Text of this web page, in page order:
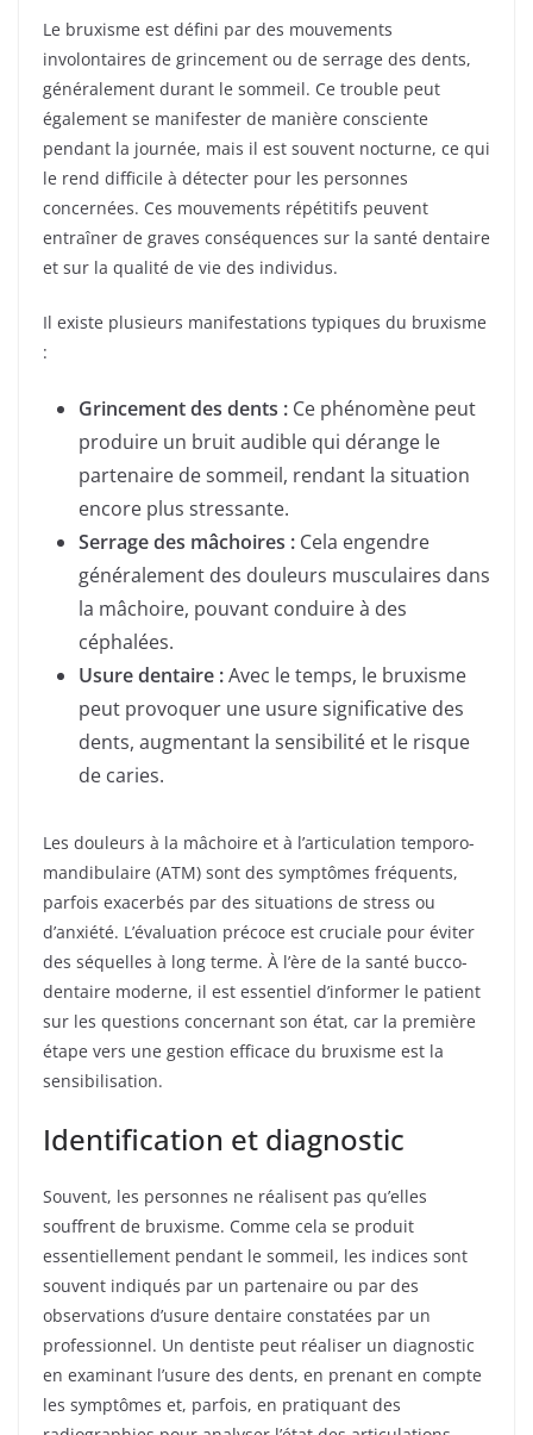
Le bruxisme est défini par des mouvements
involontaires de grincement ou de serrage des dents,
généralement durant le sommeil. Ce trouble peut
également se manifester de manière consciente
pendant la journée, mais il est souvent nocturne, ce qui
le rend difficile à détecter pour les personnes
concernées. Ces mouvements répétitifs peuvent
entraîner de graves conséquences sur la santé dentaire
et sur la qualité de vie des individus.
Il existe plusieurs manifestations typiques du bruxisme
:
Grincement des dents : Ce phénomène peut
produire un bruit audible qui dérange le
partenaire de sommeil, rendant la situation
encore plus stressante.
Serrage des mâchoires : Cela engendre
généralement des douleurs musculaires dans
la mâchoire, pouvant conduire à des
céphalées.
Usure dentaire :Avec le temps, le bruxisme
peut provoquer une usure significative des
dents, augmentant la sensibilité et le risque
de caries.
Les douleurs à la mâchoire et à l’articulation temporo-
mandibulaire (ATM) sont des symptômes fréquents,
parfois exacerbés par des situations de stress ou
d’anxiété. L’évaluation précoce est cruciale pour éviter
des séquelles à long terme. À l’ère de la santé bucco-
dentaire moderne, il est essentiel d’informer le patient
sur les questions concernant son état, car la première
étape vers une gestion efficace du bruxisme est la
sensibilisation.
Identification et diagnostic
Souvent, les personnes ne réalisent pas qu’elles
souffrent de bruxisme. Comme cela se produit
essentiellement pendant le sommeil, les indices sont
souvent indiqués par un partenaire ou par des
observations d’usure dentaire constatées par un
professionnel. Un dentiste peut réaliser un diagnostic
en examinant l’usure des dents, en prenant en compte
les symptômes et, parfois, en pratiquant des